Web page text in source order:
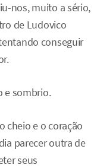
nos, muito a sério,
de Ludovico
conseguir
e sombrio.
cheio e o coração
parecer outra de
seus